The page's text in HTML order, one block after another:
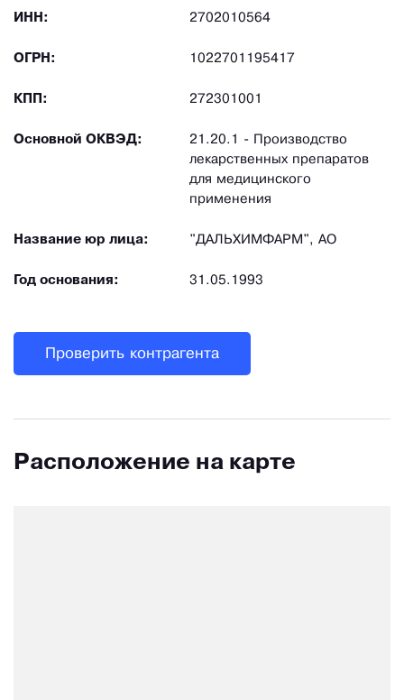
ИНН: 2702010564
ОГРН: 1022701195417
КПП: 272301001
Основной ОКВЭД:
21.20.1 - Производство
лекарственных препаратов
для медицинского
применения
Название юр лица: "ДАЛЬХИМФАРМ", АО
Год основания: 31.05.1993
Проверить контрагента
Расположение на карте